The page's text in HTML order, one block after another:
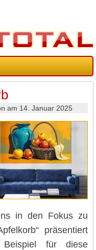
am 14. Januar 2025
in den Fokus zu
präsentiert
Beispiel für diese